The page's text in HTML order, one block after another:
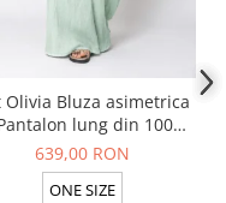
Olivia Bluza asimetrica
lung din 100%
in Light Olive
639,00 RON
ONE SIZE